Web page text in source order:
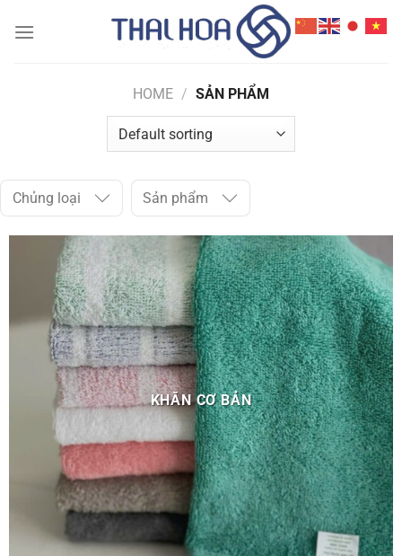
HOME / SẢN PHẨM
Chủng loại Sản phẩm
KHĂN CƠ BẢN